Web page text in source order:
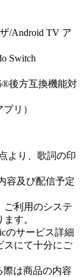
/Android TV ア
Switch
後方互換機能対
リ）
より、歌詞の印
容及び配信予定
ご利用のシステ
す。
のサービス詳細
スにて十分にご
際は商品の内容